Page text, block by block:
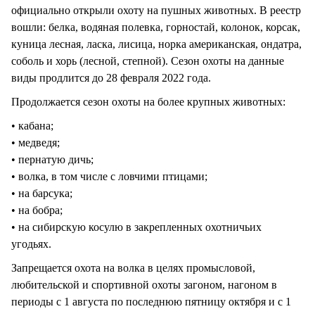
официально открыли охоту на пушных животных. В реестр
вошли: белка, водяная полевка, горностай, колонок, корсак,
куница лесная, ласка, лисица, норка американская, ондатра,
соболь и хорь (лесной, степной). Сезон охоты на данные
виды продлится до 28 февраля 2022 года.
Продолжается сезон охоты на более крупных животных:
• кабана;
• медведя;
• пернатую дичь;
• волка, в том числе с ловчими птицами;
• на барсука;
• на бобра;
• на сибирскую косулю в закрепленных охотничьих
угодьях.
Запрещается охота на волка в целях промысловой,
любительской и спортивной охоты загоном, нагоном в
периоды с 1 августа по последнюю пятницу октября и с 1